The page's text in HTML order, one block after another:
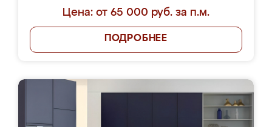
Цена: от 65 000 руб. за п.м.
ПОДРОБНЕЕ